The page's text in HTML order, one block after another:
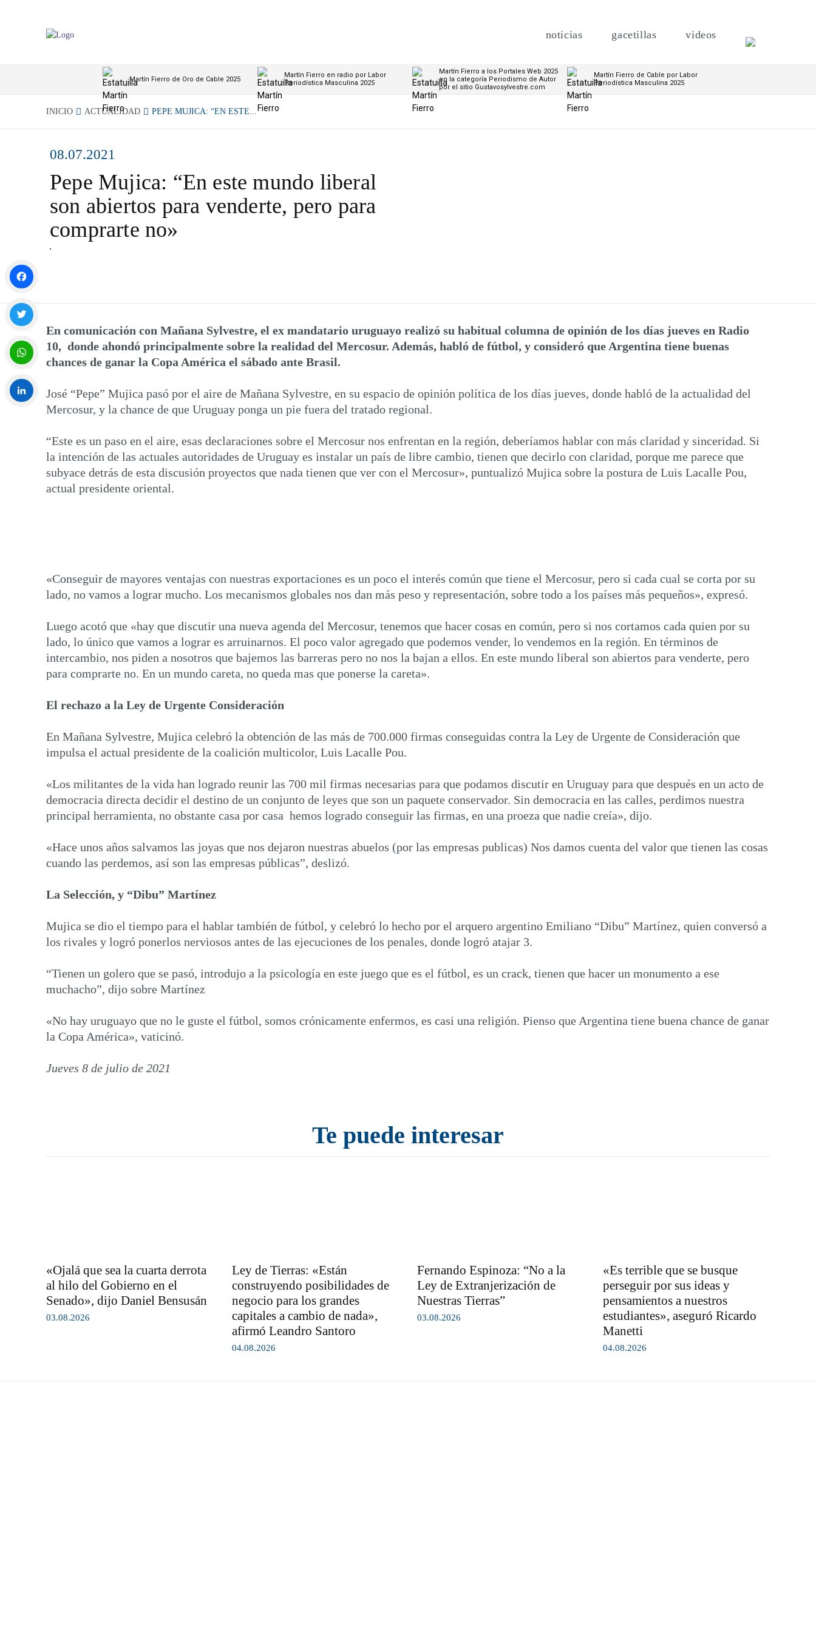
noticias gacetillas videos
Martín Fierro de Oro de Cable 2025
Martín Fierro en radio por Labor
Periodística Masculina 2025
Martín Fierro a los Portales Web 2025
en la categoría Periodismo de Autor
por el sitio Gustavosylvestre.com
Martín Fierro de Cable por Labor
Periodística Masculina 2025
INICIO ACTUALIDAD PEPE MUJICA: “EN ESTE...
08.07.2021
Pepe Mujica: “En este mundo liberal
son abiertos para venderte, pero para
comprarte no»
En comunicación con Mañana Sylvestre, el ex mandatario uruguayo realizó su habitual columna de opinión de los días jueves en Radio
10, donde ahondó principalmente sobre la realidad del Mercosur. Además, habló de fútbol, y consideró que Argentina tiene buenas
chances de ganar la Copa América el sábado ante Brasil.
José “Pepe” Mujica pasó por el aire de Mañana Sylvestre, en su espacio de opinión política de los días jueves, donde habló de la actualidad del
Mercosur, y la chance de que Uruguay ponga un pie fuera del tratado regional.
“Este es un paso en el aire, esas declaraciones sobre el Mercosur nos enfrentan en la región, deberíamos hablar con más claridad y sinceridad. Si
la intención de las actuales autoridades de Uruguay es instalar un país de libre cambio, tienen que decirlo con claridad, porque me parece que
subyace detrás de esta discusión proyectos que nada tienen que ver con el Mercosur», puntualizó Mujica sobre la postura de Luis Lacalle Pou,
actual presidente oriental.
«Conseguir de mayores ventajas con nuestras exportaciones es un poco el interés común que tiene el Mercosur, pero si cada cual se corta por su
lado, no vamos a lograr mucho. Los mecanismos globales nos dan más peso y representación, sobre todo a los países más pequeños», expresó.
Luego acotó que «hay que discutir una nueva agenda del Mercosur, tenemos que hacer cosas en común, pero si nos cortamos cada quien por su
lado, lo único que vamos a lograr es arruinarnos. El poco valor agregado que podemos vender, lo vendemos en la región. En términos de
intercambio, nos piden a nosotros que bajemos las barreras pero no nos la bajan a ellos. En este mundo liberal son abiertos para venderte, pero
para comprarte no. En un mundo careta, no queda mas que ponerse la careta».
El rechazo a la Ley de Urgente Consideración
En Mañana Sylvestre, Mujica celebró la obtención de las más de 700.000 firmas conseguidas contra la Ley de Urgente de Consideración que
impulsa el actual presidente de la coalición multicolor, Luis Lacalle Pou.
«Los militantes de la vida han logrado reunir las 700 mil firmas necesarias para que podamos discutir en Uruguay para que después en un acto de
democracia directa decidir el destino de un conjunto de leyes que son un paquete conservador. Sin democracia en las calles, perdimos nuestra
principal herramienta, no obstante casa por casa hemos logrado conseguir las firmas, en una proeza que nadie creía», dijo.
«Hace unos años salvamos las joyas que nos dejaron nuestras abuelos (por las empresas publicas) Nos damos cuenta del valor que tienen las cosas
cuando las perdemos, así son las empresas públicas”, deslizó.
La Selección, y “Dibu” Martínez
Mujica se dio el tiempo para el hablar también de fútbol, y celebró lo hecho por el arquero argentino Emiliano “Dibu” Martínez, quien conversó a
los rivales y logró ponerlos nerviosos antes de las ejecuciones de los penales, donde logró atajar 3.
“Tienen un golero que se pasó, introdujo a la psicología en este juego que es el fútbol, es un crack, tienen que hacer un monumento a ese
muchacho”, dijo sobre Martínez
«No hay uruguayo que no le guste el fútbol, somos crónicamente enfermos, es casi una religión. Pienso que Argentina tiene buena chance de ganar
la Copa América», vaticinó.
Jueves 8 de julio de 2021
Te puede interesar
«Ojalá que sea la cuarta derrota
al hilo del Gobierno en el
Senado», dijo Daniel Bensusán
03.08.2026
Ley de Tierras: «Están
construyendo posibilidades de
negocio para los grandes
capitales a cambio de nada»,
afirmó Leandro Santoro
04.08.2026
Fernando Espinoza: “No a la
Ley de Extranjerización de
Nuestras Tierras”
03.08.2026
«Es terrible que se busque
perseguir por sus ideas y
pensamientos a nuestros
estudiantes», aseguró Ricardo
Manetti
04.08.2026
Facebook
Twitter
WhatsApp